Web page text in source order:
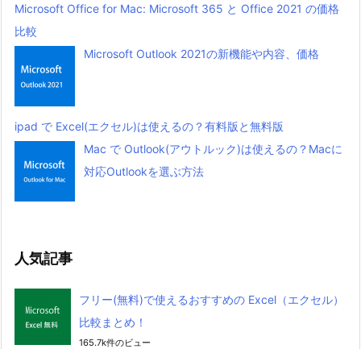
Microsoft Office for Mac: Microsoft 365 と Office 2021 の価格
比較
Microsoft Outlook 2021の新機能や内容、価格
ipad で Excel(エクセル)は使えるの？有料版と無料版
Mac で Outlook(アウトルック)は使えるの？Macに
対応Outlookを選ぶ方法
人気記事
フリー(無料)で使えるおすすめの Excel（エクセル）
比較まとめ！
165.7k件のビュー